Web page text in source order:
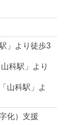
科駅」より
山科駅」よ
化）支援
税申告業務